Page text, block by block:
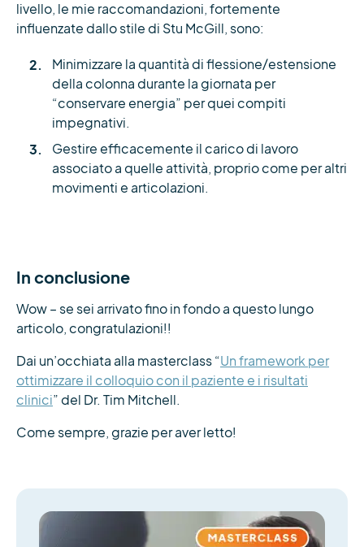
livello, le mie raccomandazioni, fortemente
influenzate dallo stile di Stu McGill, sono:
Minimizzare la quantità di flessione/estensione
della colonna durante la giornata per
“conservare energia” per quei compiti
impegnativi.
Gestire efficacemente il carico di lavoro
associato a quelle attività, proprio come per altri
movimenti e articolazioni.
In conclusione
Wow – se sei arrivato fino in fondo a questo lungo
articolo, congratulazioni!!
Dai un’occhiata alla masterclass “Un framework per
ottimizzare il colloquio con il paziente e i risultati
clinici” del Dr. Tim Mitchell.
Come sempre, grazie per aver letto!